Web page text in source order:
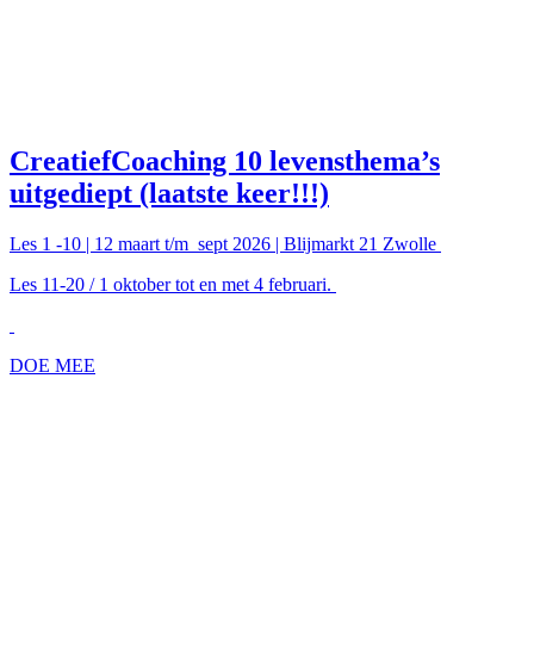
CreatiefCoaching 10 levensthema’s
uitgediept (laatste keer!!!)
Les 1 -10 | 12 maart t/m sept 2026 | Blijmarkt 21 Zwolle
Les 11-20 / 1 oktober tot en met 4 februari.
DOE MEE